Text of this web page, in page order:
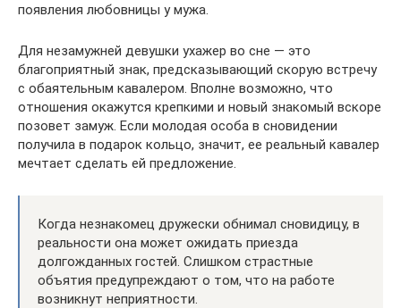
появления любовницы у мужа.
Для незамужней девушки ухажер во сне — это
благоприятный знак, предсказывающий скорую встречу
с обаятельным кавалером. Вполне возможно, что
отношения окажутся крепкими и новый знакомый вскоре
позовет замуж. Если молодая особа в сновидении
получила в подарок кольцо, значит, ее реальный кавалер
мечтает сделать ей предложение.
Когда незнакомец дружески обнимал сновидицу, в
реальности она может ожидать приезда
долгожданных гостей. Слишком страстные
объятия предупреждают о том, что на работе
возникнут неприятности.